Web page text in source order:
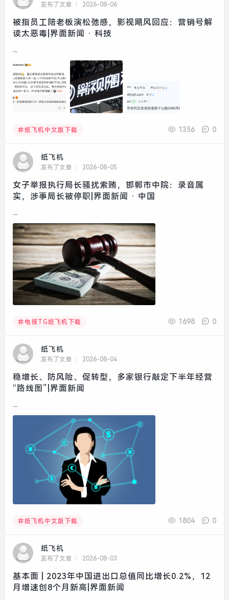
发布了文章 2026-08-06
被指员工陪老板演松弛感，影视飓风回应：营销号解
读太恶毒|界面新闻 · 科技
...
纸飞机中文版下载 1356 0
纸飞机
发布了文章 2026-08-05
女子举报执行局长骚扰索贿，邯郸市中院：录音属
实，涉事局长被停职|界面新闻 · 中国
...
电报TG纸飞机下载 1698 0
纸飞机
发布了文章 2026-08-04
稳增长、防风险、促转型，多家银行敲定下半年经营
“路线图”|界面新闻
...
纸飞机中文版下载 1804 0
纸飞机
发布了文章 2026-08-03
基本面 | 2023年中国进出口总值同比增长0.2%，12
月增速创8个月新高|界面新闻